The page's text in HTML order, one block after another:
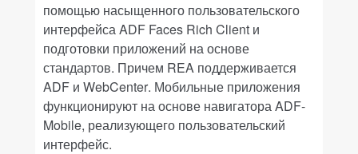
помощью насыщенного пользовательского
интерфейса ADF Faces Rich Client и
подготовки приложений на основе
стандартов. Причем REA поддерживается
ADF и WebCenter. Мобильные приложения
функционируют на основе навигатора ADF-
Mobile, реализующего пользовательский
интерфейс.